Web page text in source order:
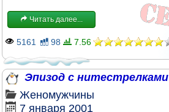
Читать далее...
5161 98 7.56
Эпизод с нитестрелками
Женомужчины
7 января 2001